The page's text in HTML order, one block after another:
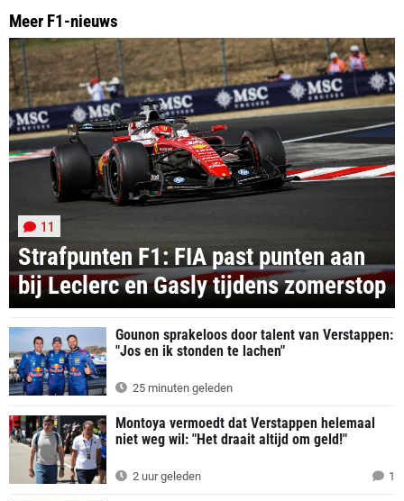
Meer F1-nieuws
Strafpunten F1: FIA past punten aan
bij Leclerc en Gasly tijdens zomerstop
11
Gounon sprakeloos door talent van Verstappen:
"Jos en ik stonden te lachen"
25 minuten geleden
Montoya vermoedt dat Verstappen helemaal
niet weg wil: "Het draait altijd om geld!"
2 uur geleden 1